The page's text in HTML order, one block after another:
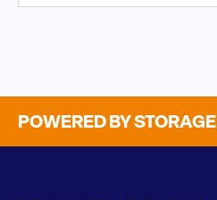
POWERED BY STORAGE